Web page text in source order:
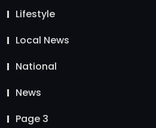
Lifestyle
Local News
National
News
Page 3